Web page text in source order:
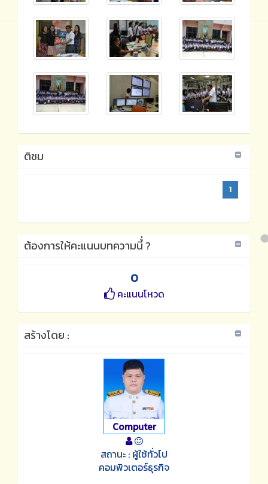
ติชม
1
ต้องการให้คะแนนบทความนี้่ ?
0
คะแนนโหวด
สร้างโดย :
Computer
สถานะ : ผู้ใช้ทั่วไป
คอมพิวเตอร์ธุรกิจ